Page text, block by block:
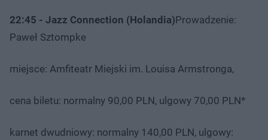
22:45 - Jazz Connection (Holandia)Prowadzenie:
Paweł Sztompke
miejsce: Amfiteatr Miejski im. Louisa Armstronga,
cena biletu: normalny 90,00 PLN, ulgowy 70,00 PLN*
karnet dwudniowy: normalny 140,00 PLN, ulgowy: